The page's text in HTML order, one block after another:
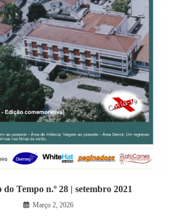
Tempo n.º 28 | setembro 2021
Março 2, 2026